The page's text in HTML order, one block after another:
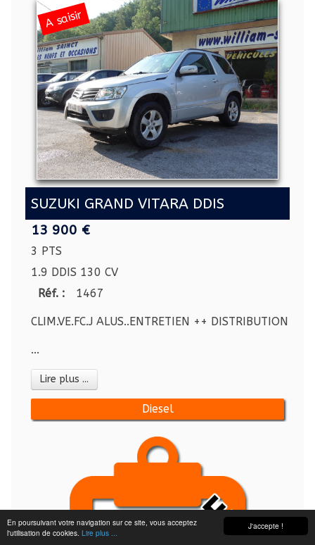
J'accepte !
En poursuivant votre navigation sur ce site, vous acceptez
l'utilisation de cookies. Lire plus ...
A saisir
SUZUKI GRAND VITARA DDIS
13 900 €
3 PTS
1.9 DDIS 130 CV
Réf. :
1467
CLIM.VE.FC.J ALUS..ENTRETIEN ++ DISTRIBUTION OK
...
Lire plus ...
Diesel